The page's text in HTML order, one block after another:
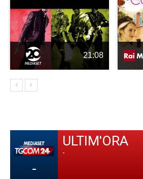
21:08
-
ULTIM'ORA
-